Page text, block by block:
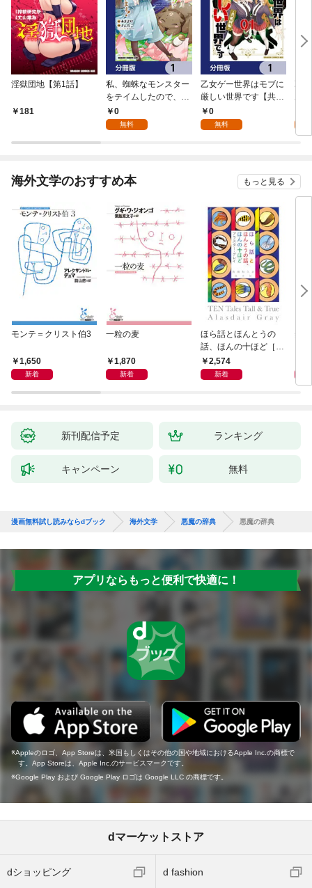
淫獄団地【第1話】
181
私、蜘蛛なモンスター
をテイムしたので、ス
パイダーシルクで裁縫
を頑張ります！【分冊
0
無料
乙女ゲー世界はモブに
厳しい世界です【共和
国編】【分冊版】 1
0
無料
乙
海外文学のおすすめ本 もっと見る
モンテ＝クリスト伯3
1,650
新着
一粒の麦
1,870
新着
ほら話とほんとうの
話、ほんの十ほど［新
装版］
2,574
新着
美
新刊配信予定 ランキング
キャンペーン 無料
漫画無料試し読みならdブック 海外文学 悪魔の辞典 悪魔の辞典
アプリならもっと便利で快適に！
Appleのロゴ、App Storeは、米国もしくはその他の国や地域におけるApple Inc.の商標で
す。App Storeは、Apple Inc.のサービスマークです。
Google Play および Google Play ロゴは Google LLC の商標です。
dマーケットストア
dショッピング d fashion